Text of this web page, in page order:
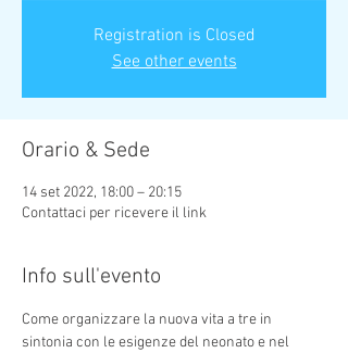
Registration is Closed
See other events
Orario & Sede
14 set 2022, 18:00 – 20:15
Contattaci per ricevere il link
Info sull'evento
Come organizzare la nuova vita a tre in
sintonia con le esigenze del neonato e nel